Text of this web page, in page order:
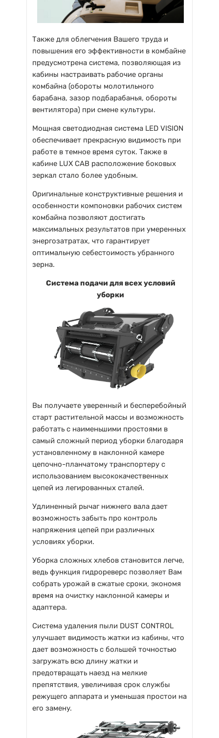
Также для облегчения Вашего труда и
повышения его эффективности в комбайне
предусмотрена система, позволяющая из
кабины настраивать рабочие органы
комбайна (обороты молотильного
барабана, зазор подбарабанья, обороты
вентилятора) при смене культуры.
Мощная светодиодная система LED VISION
обеспечивает прекрасную видимость при
работе в темное время суток. Также в
кабине LUX CAB расположение боковых
зеркал стало более удобным.
Оригинальные конструктивные решения и
особенности компоновки рабочих систем
комбайна позволяют достигать
максимальных результатов при умеренных
энергозатратах, что гарантирует
оптимальную себестоимость убранного
зерна.
Система подачи для всех условий
уборки
Вы получаете уверенный и бесперебойный
старт растительной массы и возможность
работать с наименьшими простоями в
самый сложный период уборки благодаря
установленному в наклонной камере
цепочно-планчатому транспортеру с
использованием высококачественных
цепей из легированных сталей.
Удлиненный рычаг нижнего вала дает
возможность забыть про контроль
напряжения цепей при различных
условиях уборки.
Уборка сложных хлебов становится легче,
ведь функция гидрореверс позволяет Вам
собрать урожай в сжатые сроки, экономя
время на очистку наклонной камеры и
адаптера.
Система удаления пыли DUST CONTROL
улучшает видимость жатки из кабины, что
дает возможность с большей точностью
загружать всю длину жатки и
предотвращать наезд на мелкие
препятствия, увеличивая срок службы
режущего аппарата и уменьшая простои на
его замену.